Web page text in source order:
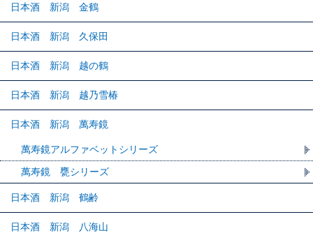
日本酒 新潟 金鶴
日本酒 新潟 久保田
日本酒 新潟 越の鶴
日本酒 新潟 越乃雪椿
日本酒 新潟 萬寿鏡
萬寿鏡アルファベットシリーズ
萬寿鏡 甕シリーズ
日本酒 新潟 鶴齢
日本酒 新潟 八海山